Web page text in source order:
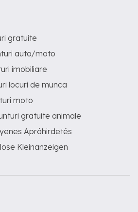
gratuite
auto/moto
imobiliare
locuri de munca
moto
gratuite animale
Apróhirdetés
Kleinanzeigen